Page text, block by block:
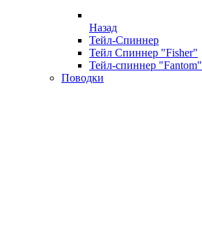
Назад
Тейл-Спиннер
Тейл Спиннер "Fisher"
Тейл-спиннер "Fantom"
Поводки